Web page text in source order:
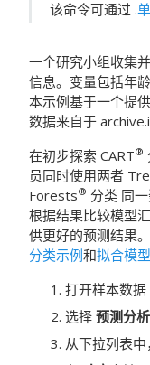
该命令可通过 .
一个研究小组收集
信息。变量包括年
本示例基于一个提
数据来自于
在初步探索 CART®
员同时使用两者
Forests® 分类 同
根据结果比较模型
供更好的预测结果
分类示例和拟合模
打开样本数据
选择 预测分
从下拉列表